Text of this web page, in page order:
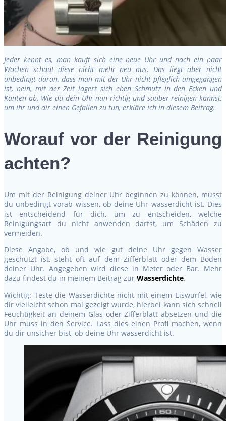
Jeder kennt es, man kauft sich eine neue Uhr und nach ein paar
Wochen schaut diese nicht mehr neu aus. Das liegt aber nicht
unbedingt daran, dass man mit der Uhr nicht pfleglich umgegangen
ist, nein, mit der Zeit lagert sich eben Schmutz in den Ecken und
Kanten ab. Wie du dein Uhr nun richtig und sauber reinigen kannst,
um ihr und dir einen Gefallen zu tun, erkläre ich in diesem Beitrag.
Worauf vor der Reinigung
achten?
Um mit der Reinigung deiner Uhr beginnen zu können, musst
du unbedingt vorab wissen, ob deine Uhr wasserdicht ist. Dies
ist entscheidend für dich, um zu entscheiden, welche
Reinigungsart du nicht anwenden darfst, um Schäden zu
vermeiden.
Diese Angabe, ob und wie gut deine Uhr gegen Wasser
geschützt ist, steht oft auf dem Zifferblatt oder dem Boden
deiner Uhr. Angegeben wird diese in Meter oder Bar. Mehr
dazu findest du in meinem Beitrag zur Wasserdichte.
Wichtig: Teste die Wasserdichte nicht mit einem Eiswürfel, wie
dir vielleicht schon mal gezeigt wurde, hierbei kann sich schnell
Feuchtigkeit an deinem Glas oder Zifferblatt absetzen und die
Uhr muss in den Service. Lass dies einen Profi machen, wenn
du dir unsicher bist, ob deine Uhr wasserdicht ist.